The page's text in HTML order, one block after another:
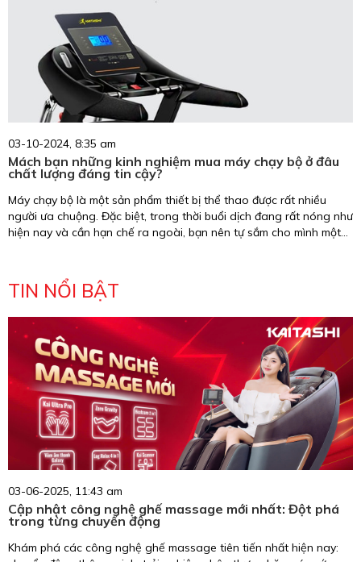
03-10-2024, 8:35 am
Mách bạn những kinh nghiệm mua máy chạy bộ ở đâu
chất lượng đáng tin cậy?
Máy chạy bộ là một sản phẩm thiết bị thể thao được rất nhiều
người ưa chuộng. Đặc biệt, trong thời buổi dịch đang rất nóng như
hiện nay và cần hạn chế ra ngoài, bạn nên tự sắm cho mình một
chất lượng. Hãy cùng Kaitashi tìm hiểu trong bài viết dưới đây
nhé!
TIN NỔI BẬT
03-06-2025, 11:43 am
Cập nhật công nghệ ghế massage mới nhất: Đột phá
trong từng chuyển động
Khám phá các công nghệ ghế massage tiên tiến nhất hiện nay: